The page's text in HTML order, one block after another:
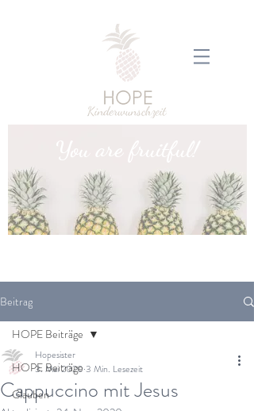
Beitrag
HOPE Beiträge
Glauben
HOPE Beiträge
Cappuccino mit Jesus
Hopesister
3. Mai 2020 3 Min. Lesezeit